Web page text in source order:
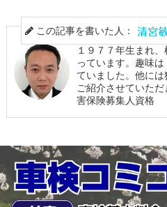
この記事を書いた人：
１９７７年生まれ
っています。趣味
ていました。他に
ご紹介させていた
害保険募集人資格